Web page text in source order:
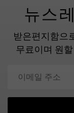
뉴스
받은편지함으
무료이며 원